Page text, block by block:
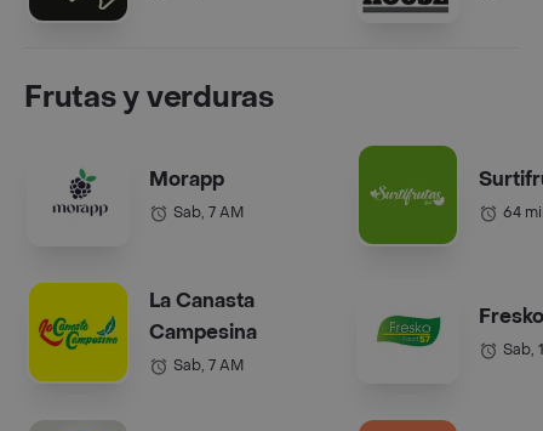
Frutas y verduras
Morapp
Sab, 7 AM
La Canasta
Campesina
Sab, 7 AM
64
Sab,